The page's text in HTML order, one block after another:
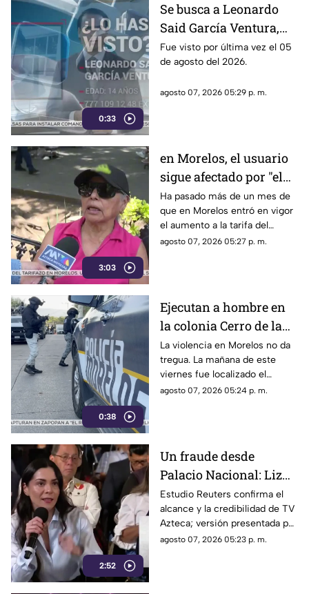
entre ellos Rubén Rocha y
Enrique Inzunza.
0:33
Se busca a Leonardo
Said García Ventura,
desaparecido en
Cuernavaca
Fue visto por última vez el 05
de agosto del 2026.
agosto 07, 2026 05:29 p. m.
3:03
en Morelos, el usuario
sigue afectado por "el
tarifazo"
Ha pasado más de un mes de
que en Morelos entró en vigor
el aumento a la tarifa del
transporte público. Un mes,
al interior de las unidades.
agosto 07, 2026 05:27 p. m.
0:38
Ejecutan a hombre en
la colonia Cerro de la
Corona
La violencia en Morelos no da
tregua. La mañana de este
viernes fue localizado el
cuerpo de un hombre con
agosto 07, 2026 05:24 p. m.
2:52
Un fraude desde
Palacio Nacional: Liz
Vilchis intentó
desvirtuar estudio de
Reuters sobre la
credibilidad de TV
Estudio Reuters confirma el
alcance y la credibilidad de TV
Azteca; versión presentada por
Liz Vilchis fue cuestionada al
agosto 07, 2026 05:23 p. m.